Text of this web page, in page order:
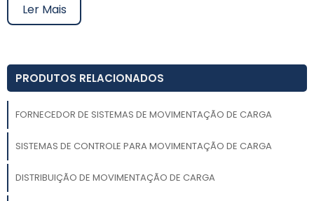
Tecnologias como automação, IoT e IA
segurança e a produtividade, resultando em
maior satisfação do cliente. Para soluções
personalizadas, recomenda-se solicitar
orçamentos a parceiros do Soluções
Industriais.
Procurar um fornecedor de sistemas de
movimentação de carga pode ser um desafio, mas é
Ler Mais
PRODUTOS RELACIONADOS
FORNECEDOR DE SISTEMAS DE MOVIMENTAÇÃO DE CARGA
SISTEMAS DE CONTROLE PARA MOVIMENTAÇÃO DE CARGA
DISTRIBUIÇÃO DE MOVIMENTAÇÃO DE CARGA